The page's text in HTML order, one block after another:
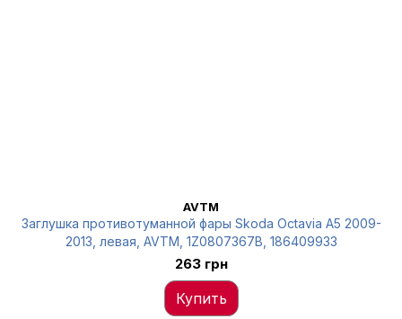
AVTM
Заглушка противотуманной фары Skoda Octavia A5 2009-
2013, левая, AVTM, 1Z0807367B, 186409933
263 грн
Купить